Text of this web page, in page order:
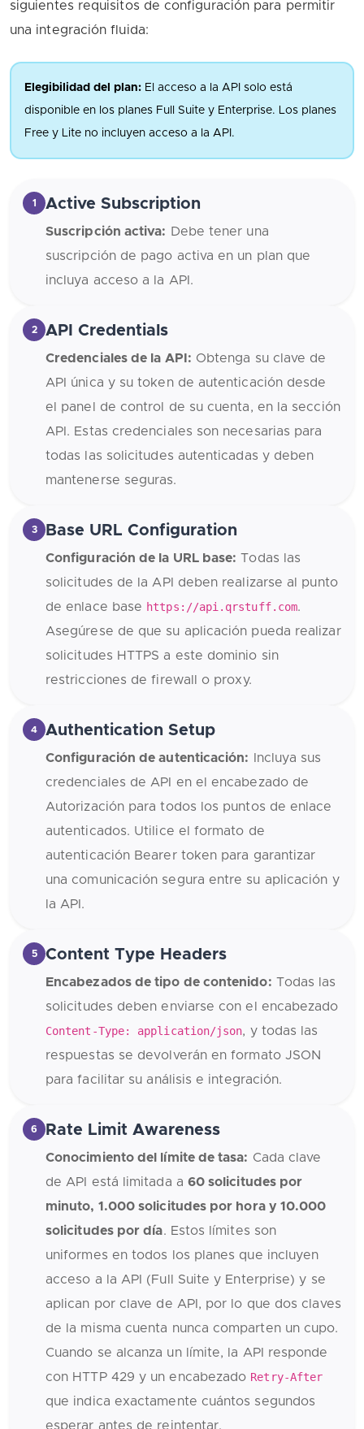
siguientes requisitos de configuración para permitir
una integración fluida:
Elegibilidad del plan: El acceso a la API solo está
disponible en los planes Full Suite y Enterprise. Los planes
Free y Lite no incluyen acceso a la API.
1 Active Subscription
Suscripción activa: Debe tener una
suscripción de pago activa en un plan que
incluya acceso a la API.
2 API Credentials
Credenciales de la API: Obtenga su clave de
API única y su token de autenticación desde
el panel de control de su cuenta, en la sección
API. Estas credenciales son necesarias para
todas las solicitudes autenticadas y deben
mantenerse seguras.
3 Base URL Configuration
Configuración de la URL base: Todas las
solicitudes de la API deben realizarse al punto
de enlace base https://api.qrstuff.com.
Asegúrese de que su aplicación pueda realizar
solicitudes HTTPS a este dominio sin
restricciones de firewall o proxy.
4 Authentication Setup
Configuración de autenticación: Incluya sus
credenciales de API en el encabezado de
Autorización para todos los puntos de enlace
autenticados. Utilice el formato de
autenticación Bearer token para garantizar
una comunicación segura entre su aplicación y
la API.
5 Content Type Headers
Encabezados de tipo de contenido: Todas las
solicitudes deben enviarse con el encabezado
Content-Type: application/json, y todas las
respuestas se devolverán en formato JSON
para facilitar su análisis e integración.
6 Rate Limit Awareness
Conocimiento del límite de tasa: Cada clave
de API está limitada a 60 solicitudes por
minuto, 1.000 solicitudes por hora y 10.000
solicitudes por día. Estos límites son
uniformes en todos los planes que incluyen
acceso a la API (Full Suite y Enterprise) y se
aplican por clave de API, por lo que dos claves
de la misma cuenta nunca comparten un cupo.
Cuando se alcanza un límite, la API responde
con HTTP 429 y un encabezado Retry-After
que indica exactamente cuántos segundos
esperar antes de reintentar.